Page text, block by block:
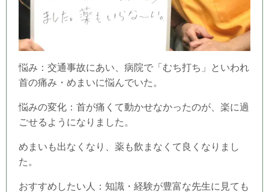
悩み：交通事故にあい、病院で「むち打ち」といわれ
首の痛み・めまいに悩んでいた。
悩みの変化：首が痛くて動かせなかったのが、楽に過
ごせるようになりました。
めまいも出なくなり、薬も飲まなくて良くなりまし
た。
おすすめしたい人：知識・経験が豊富な先生に見ても